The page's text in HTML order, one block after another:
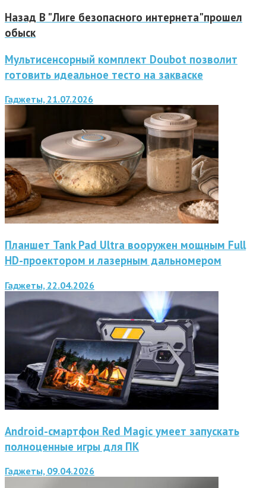
Назад В "Лиге безопасного интернета"прошел
обыск
Мультисенсорный комплект Doubot позволит
готовить идеальное тесто на закваске
Гаджеты, 21.07.2026
Планшет Tank Pad Ultra вооружен мощным Full
HD-проектором и лазерным дальномером
Гаджеты, 22.04.2026
Android-смартфон Red Magic умеет запускать
полноценные игры для ПК
Гаджеты, 09.04.2026